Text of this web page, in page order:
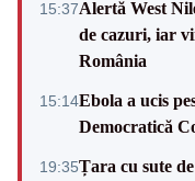
15:37Alertă West
de cazuri, iar
România
15:14Ebola a ucis
Democratică
19:35Țara cu sute